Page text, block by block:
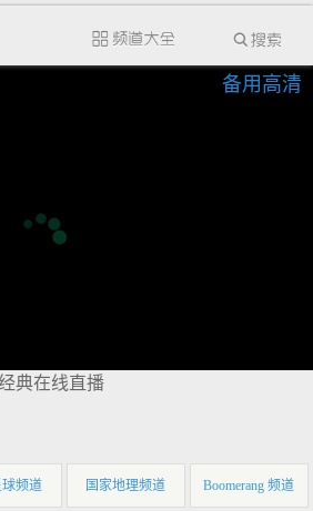
备用高清
典在线直播
频道 国家地理频道 Boomerang 频道